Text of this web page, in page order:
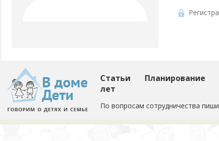
Статьи
Планирование
лет
По вопросам сотрудничества